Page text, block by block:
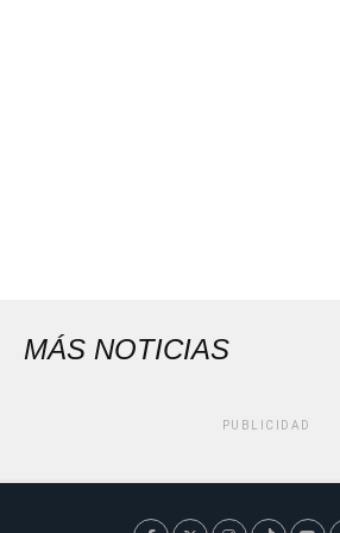
MÁS NOTICIAS
PUBLICIDAD